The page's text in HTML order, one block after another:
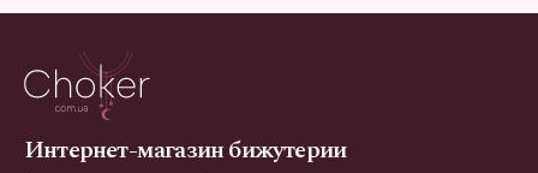
Интернет-магазин бижутерии